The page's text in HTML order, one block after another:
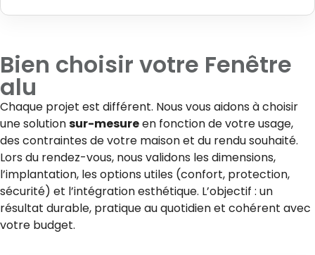
Bien choisir votre Fenêtre
alu
Chaque projet est différent. Nous vous aidons à choisir
une solutionsur-mesureen fonction de votre usage,
des contraintes de votre maison et du rendu souhaité.
Lors du rendez-vous, nous validons les dimensions,
l’implantation, les options utiles (confort, protection,
sécurité) et l’intégration esthétique. L’objectif : un
résultat durable, pratique au quotidien et cohérent avec
votre budget.